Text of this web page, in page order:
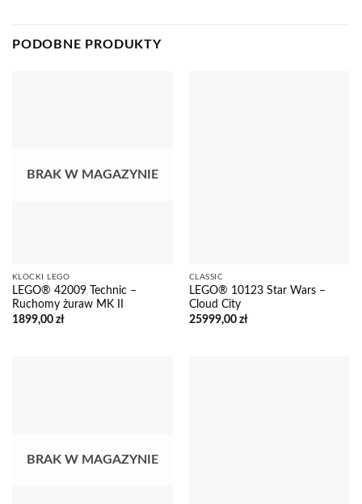
PODOBNE PRODUKTY
BRAK W MAGAZYNIE
KLOCKI LEGO
LEGO® 42009 Technic –
Ruchomy żuraw MK II
1899,00 zł
CLASSIC
LEGO® 10123 Star Wars –
Cloud City
25999,00 zł
BRAK W MAGAZYNIE